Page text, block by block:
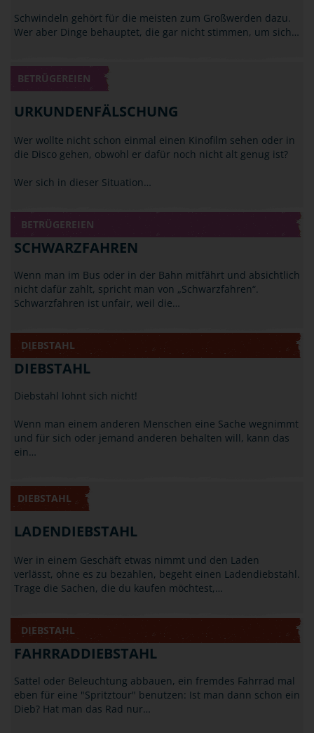
Schwindeln gehört für die meisten zum Großwerden dazu.
Wer aber Dinge behauptet, die gar nicht stimmen, um sich…
BETRÜGEREIEN
URKUNDENFÄLSCHUNG
Wer wollte nicht schon einmal einen Kinofilm sehen oder in
die Disco gehen, obwohl er dafür noch nicht alt genug ist?
Wer sich in dieser Situation…
BETRÜGEREIEN
SCHWARZFAHREN
Wenn man im Bus oder in der Bahn mitfährt und absichtlich
nicht dafür zahlt, spricht man von „Schwarzfahren“.
Schwarzfahren ist unfair, weil die…
DIEBSTAHL
DIEBSTAHL
Diebstahl lohnt sich nicht!
Wenn man einem anderen Menschen eine Sache wegnimmt
und für sich oder jemand anderen behalten will, kann das
ein…
DIEBSTAHL
LADENDIEBSTAHL
Wer in einem Geschäft etwas nimmt und den Laden
verlässt, ohne es zu bezahlen, begeht einen Ladendiebstahl.
Trage die Sachen, die du kaufen möchtest,…
DIEBSTAHL
FAHRRADDIEBSTAHL
Sattel oder Beleuchtung abbauen, ein fremdes Fahrrad mal
eben für eine "Spritztour" benutzen: Ist man dann schon ein
Dieb? Hat man das Rad nur…